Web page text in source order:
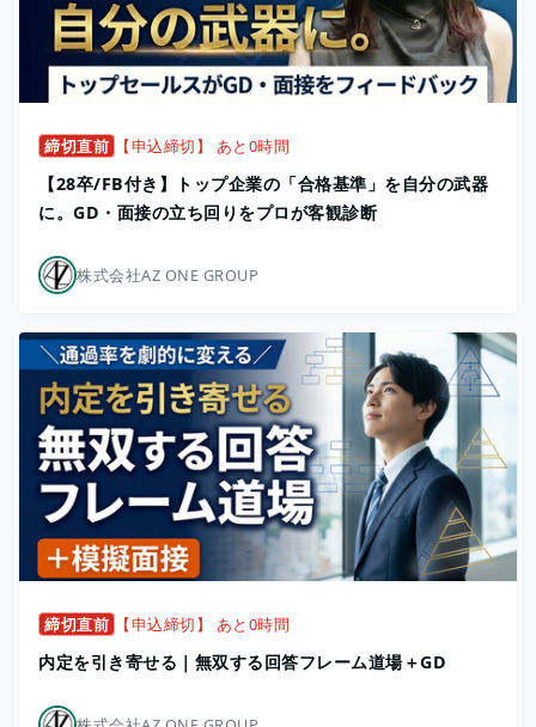
締切直前 【申込締切】 あと0時間
【28卒/FB付き】トップ企業の「合格基準」を自分の武器
に。GD・面接の立ち回りをプロが客観診断
株式会社AZ ONE GROUP
締切直前 【申込締切】 あと0時間
内定を引き寄せる｜無双する回答フレーム道場＋GD